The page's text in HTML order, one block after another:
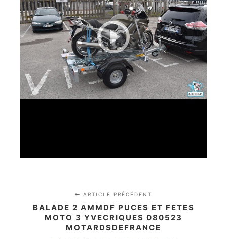
ARTICLE PRÉCÉDENT
BALADE 2 AMMDF PUCES ET FETES
MOTO 3 YVECRIQUES 080523
MOTARDSDEFRANCE